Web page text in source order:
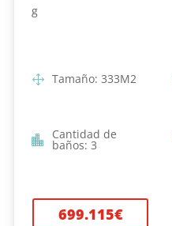
g
Tamaño: 333M2
Cantidad de
baños: 3
699.115€